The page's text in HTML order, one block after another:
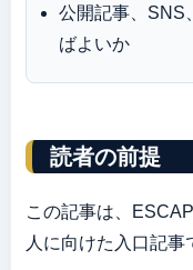
公開記事、SNS
ばよいか
読者の前提
この記事は、
人に向けた入口記事